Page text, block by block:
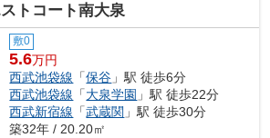
トコート南大泉
敷0
5.6万円
西武池袋線 「保谷 」駅 徒歩6分
西武池袋線 「大泉学園 」駅 徒歩22分
西武新宿線 「武蔵関 」駅 徒歩30分
築32年 / 20.20㎡